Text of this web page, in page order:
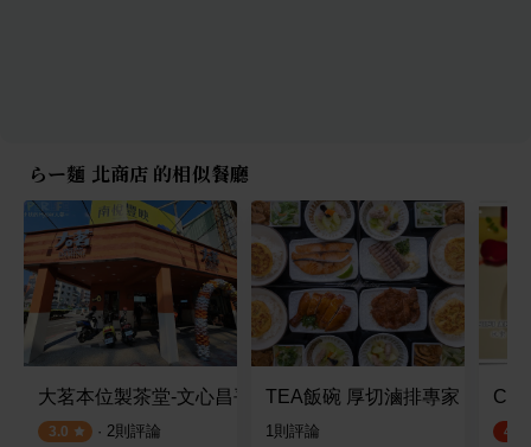
らー麵 北商店 的相似餐廳
大茗本位製茶堂-文心昌平店
3.0 · 2則評論
TEA飯碗 厚切滷排專家
1則評論
CV
4.8